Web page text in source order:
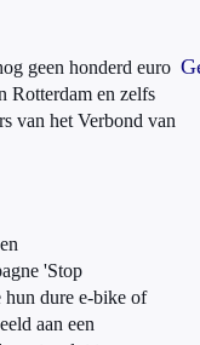
geen honderd euro
Rotterdam en zelfs
van het Verbond van
'Stop
hun dure e-bike of
aan een